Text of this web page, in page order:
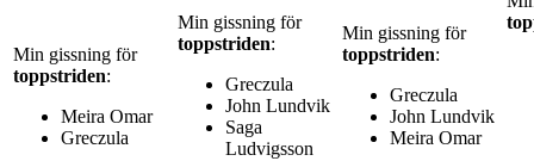
Min gissning för
toppstriden:
Meira Omar
Greczula
Min gissning för
toppstriden:
Greczula
John Lundvik
Saga
Ludvigsson
Min gissning för
toppstriden:
Greczula
John Lundvik
Meira Omar